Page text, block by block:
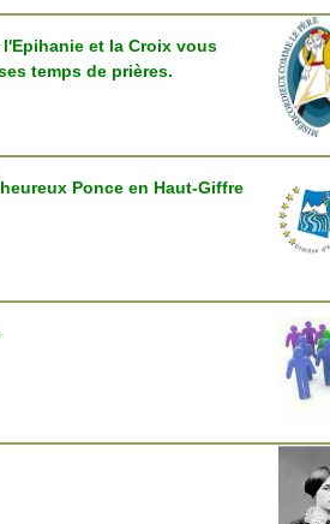
et la Croix vous
temps de prières.
Ponce en Haut-Giffre